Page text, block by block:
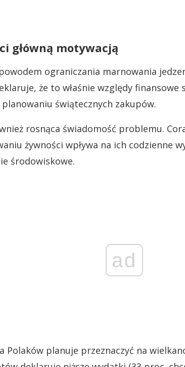
główną motywacją
ograniczania marnowania
że to właśnie względy finansowe
świątecznych zakupów.
rosnąca świadomość problemu.
żywności wpływa na ich codzienne
środowiskowe.
ad
Polaków planuje przeznaczyć na